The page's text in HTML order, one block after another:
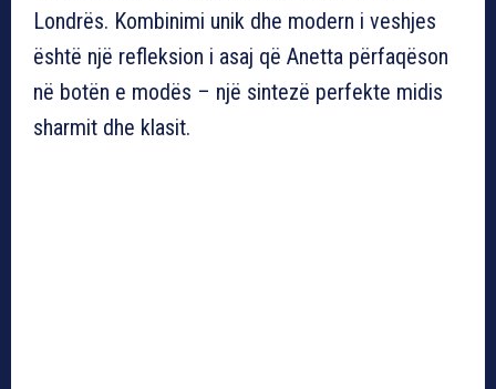
Londrës. Kombinimi unik dhe modern i veshjes
është një refleksion i asaj që Anetta përfaqëson
në botën e modës – një sintezë perfekte midis
sharmit dhe klasit.